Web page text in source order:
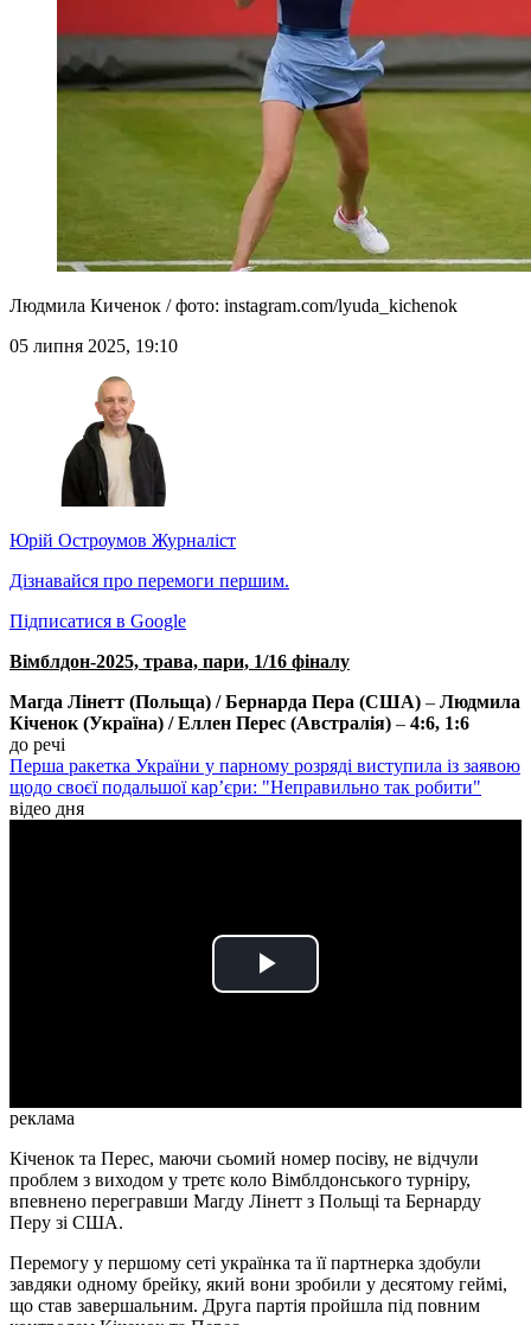
Людмила Киченок / фото: instagram.com/lyuda_kichenok
05 липня 2025, 19:10
Юрій Остроумов Журналіст
Дізнавайся про перемоги першим.
Підписатися в Google
Вімблдон-2025, трава, пари, 1/16 фіналу
Магда Лінетт (Польща) / Бернарда Пера (США) – Людмила
Кіченок (Україна) / Еллен Перес (Австралія) – 4:6, 1:6
до речі
Перша ракетка України у парному розряді виступила із заявою
щодо своєї подальшої кар’єри: "Неправильно так робити"
відео дня
Play
реклама
Кіченок та Перес, маючи сьомий номер посіву, не відчули
проблем з виходом у третє коло Вімблдонського турніру,
впевнено перегравши Магду Лінетт з Польщі та Бернарду
Перу зі США.
Перемогу у першому сеті українка та її партнерка здобули
завдяки одному брейку, який вони зробили у десятому геймі,
що став завершальним. Друга партія пройшла під повним